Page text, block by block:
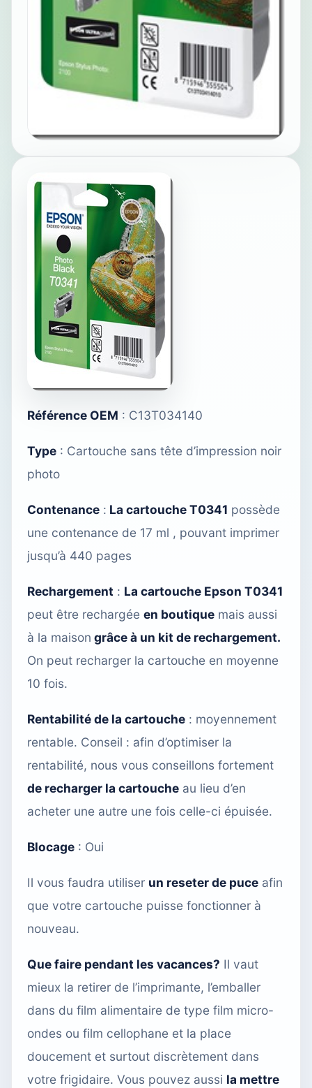
Référence OEM : C13T034140
Type : Cartouche sans tête d’impression noir
photo
Contenance : La cartouche T0341 possède
une contenance de 17 ml , pouvant imprimer
jusqu’à 440 pages
Rechargement : La cartouche Epson T0341
peut être rechargée en boutique mais aussi
à la maison grâce à un kit de rechargement.
On peut recharger la cartouche en moyenne
10 fois.
Rentabilité de la cartouche : moyennement
rentable. Conseil : afin d’optimiser la
rentabilité, nous vous conseillons fortement
de recharger la cartouche au lieu d’en
acheter une autre une fois celle-ci épuisée.
Blocage : Oui
Il vous faudra utiliser un reseter de puce afin
que votre cartouche puisse fonctionner à
nouveau.
Que faire pendant les vacances? Il vaut
mieux la retirer de l’imprimante, l’emballer
dans du film alimentaire de type film micro-
ondes ou film cellophane et la place
doucement et surtout discrètement dans
votre frigidaire. Vous pouvez aussi la mettre